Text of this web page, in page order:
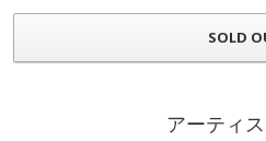
SOLD
アーティ